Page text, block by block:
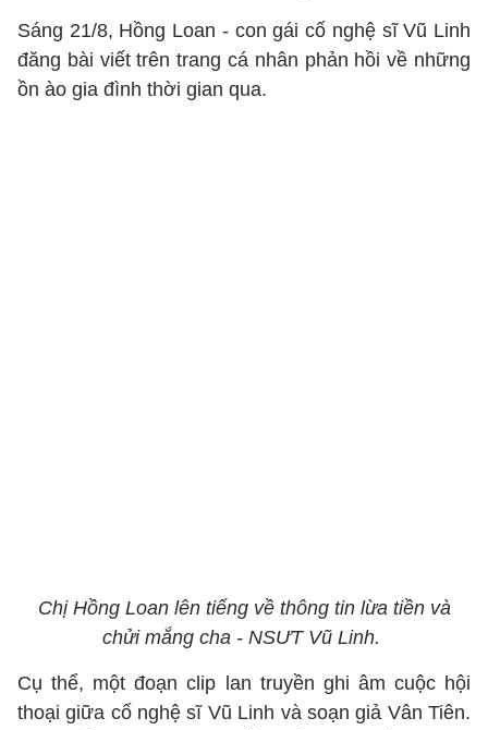
Sáng 21/8, Hồng Loan - con gái cố nghệ sĩ Vũ Linh
đăng bài viết trên trang cá nhân phản hồi về những
ồn ào gia đình thời gian qua.
Chị Hồng Loan lên tiếng về thông tin lừa tiền và
chửi mắng cha - NSƯT Vũ Linh.
Cụ thể, một đoạn clip lan truyền ghi âm cuộc hội
thoại giữa cố nghệ sĩ Vũ Linh và soạn giả Vân Tiên.